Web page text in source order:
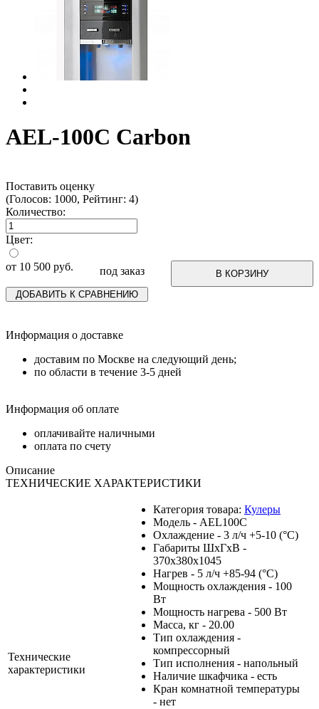
AEL-100C Carbon
Поставить оценку
(Голосов: 1000, Рейтинг: 4)
Количество:
Цвет:
от 10 500 руб. под заказ
В КОРЗИНУ
ДОБАВИТЬ К СРАВНЕНИЮ
Информация о доставке
доставим по Москве на следующий день;
по области в течение 3-5 дней
Информация об оплате
оплачивайте наличными
оплата по счету
Описание
ТЕХНИЧЕСКИЕ ХАРАКТЕРИСТИКИ
Технические
характеристики
Категория товара: Кулеры
Модель - AEL100C
Охлаждение - 3 л/ч +5-10 (°С)
Габариты ШxГxВ -
370x380x1045
Нагрев - 5 л/ч +85-94 (°С)
Мощность охлаждения - 100
Вт
Мощность нагрева - 500 Вт
Масса, кг - 20.00
Тип охлаждения -
компрессорный
Тип исполнения - напольный
Наличие шкафчика - есть
Кран комнатной температуры
- нет